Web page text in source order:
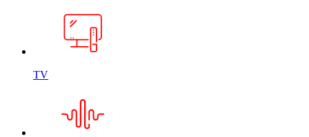
TV